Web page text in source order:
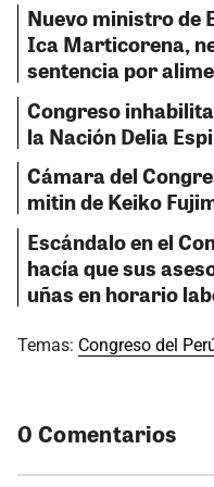
Nuevo ministro de
Ica Marticorena,
sentencia por
Congreso
la Nación Delia
Cámara del
mitin de Keiko
Escándalo en el
hacía que sus
uñas en horario
Temas: Congreso del
0 Comentarios